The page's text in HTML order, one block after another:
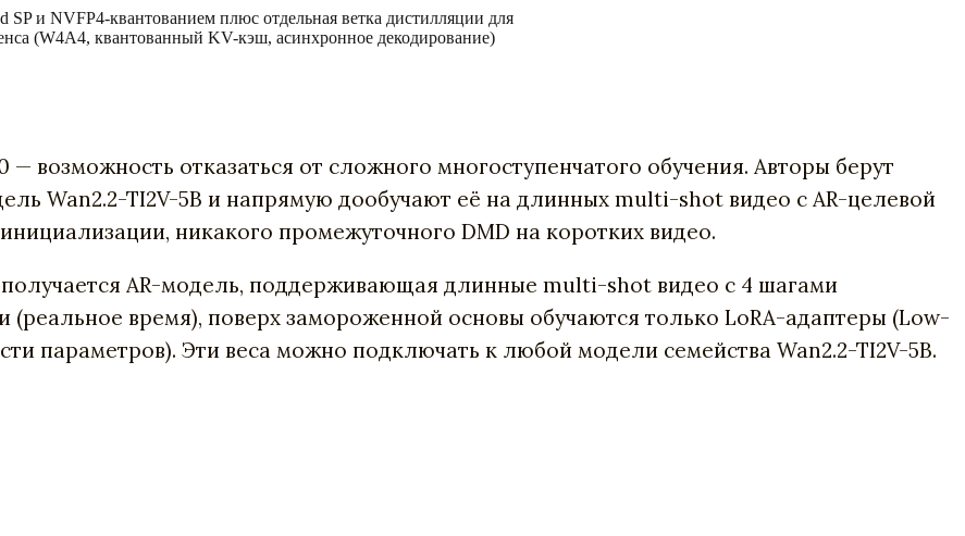
и NVFP4-квантованием плюс отдельная ветка дистилляции для
(W4A4, квантованный KV-кэш, асинхронное декодирование)
возможность отказаться от сложного многоступенчатого обучения. Авторы берут
Wan2.2-TI2V-5B и напрямую дообучают её на длинных multi-shot видео с AR-целевой
никакого промежуточного DMD на коротких видео.
получается AR-модель, поддерживающая длинные multi-shot видео с 4 шагами
(реальное время), поверх замороженной основы обучаются только LoRA-адаптеры (Low-
параметров). Эти веса можно подключать к любой модели семейства Wan2.2-TI2V-5B.